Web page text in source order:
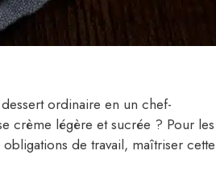
ordinaire en un chef-
crème légère et sucrée ? Pour les
de travail, maîtriser cette